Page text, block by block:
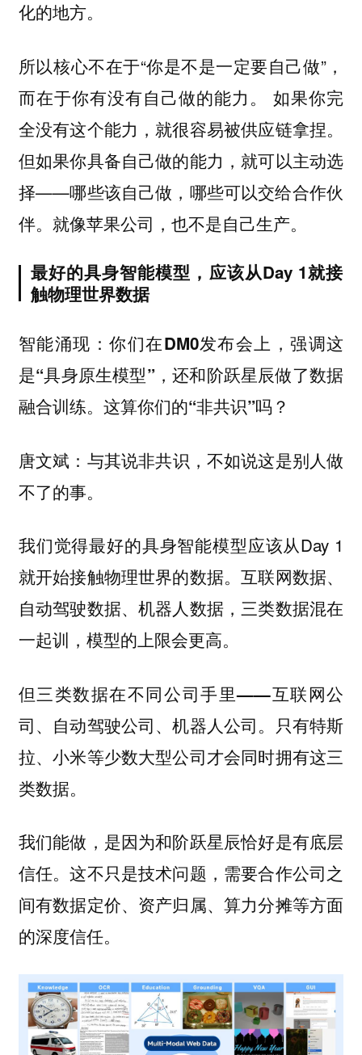
化的地方。
所以核心不在于“你是不是一定要自己做”，
而在于你有没有自己做的能力。 如果你完
全没有这个能力，就很容易被供应链拿捏。
但如果你具备自己做的能力，就可以主动选
择——哪些该自己做，哪些可以交给合作伙
伴。就像苹果公司，也不是自己生产。
最好的具身智能模型，应该从Day 1就接
触物理世界数据
智能涌现：你们在DM0发布会上，强调这
是“具身原生模型”，还和阶跃星辰做了数据
融合训练。这算你们的“非共识”吗？
唐文斌： 与其说非共识，不如说这是别人做
不了的事。
我们觉得最好的具身智能模型应该从Day 1
就开始接触物理世界的数据。互联网数据、
自动驾驶数据、机器人数据，三类数据混在
一起训，模型的上限会更高。
但三类数据在不同公司手里——互联网公
司、自动驾驶公司、机器人公司。只有特斯
拉、小米等少数大型公司才会同时拥有这三
类数据。
我们能做，是因为和阶跃星辰恰好是有底层
信任。这不只是技术问题，需要合作公司之
间有数据定价、资产归属、算力分摊等方面
的深度信任。